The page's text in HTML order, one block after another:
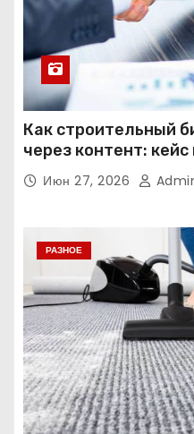
Как строительный
через контент:
Июн 27, 2026
РАЗНОЕ